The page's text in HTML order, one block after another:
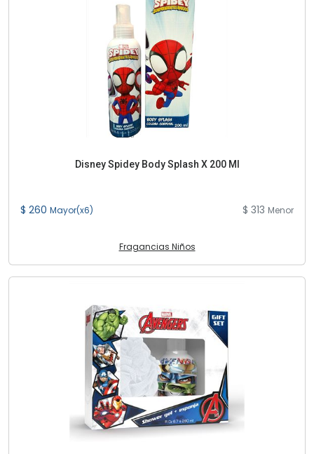
Disney Spidey Body Splash X 200 Ml
$ 260 Mayor(x6) $ 313 Menor
Fragancias Niños